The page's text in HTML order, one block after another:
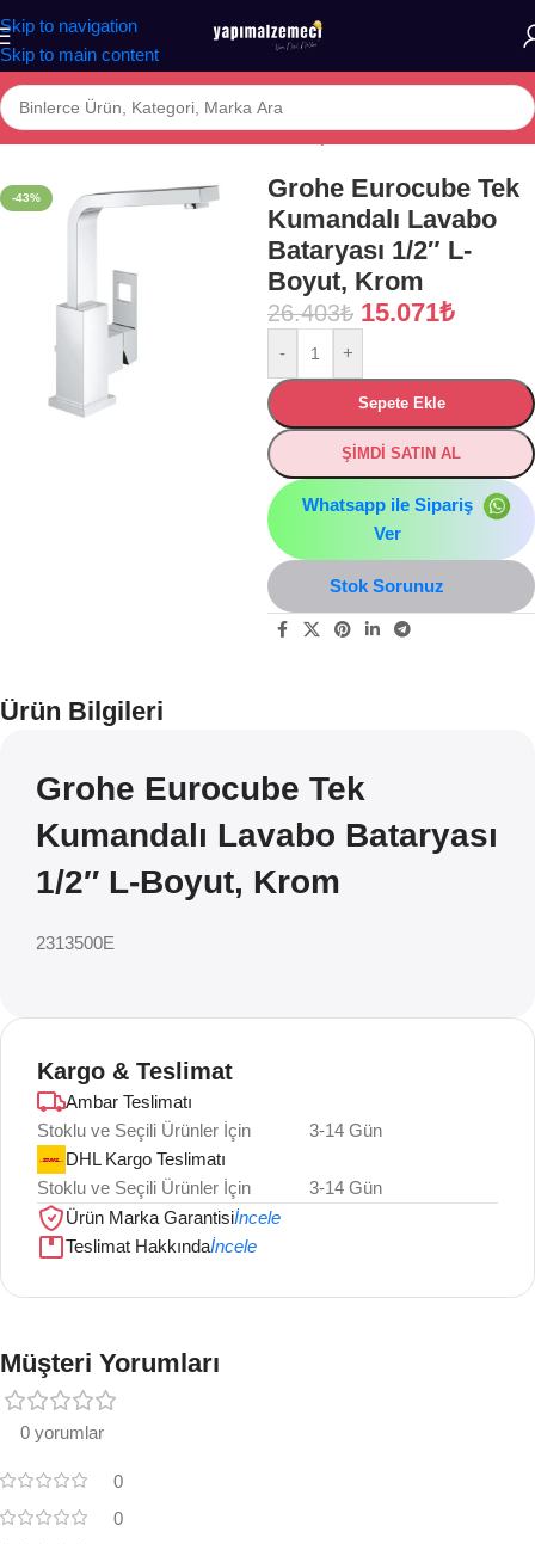
Skip to navigation
Skip to main content
Ana Sayfa/Mağaza/BANYO/ARMATÜR/Çanak Lavabo Bataryası
-43%
Grohe Eurocube Tek
Kumandalı Lavabo
Bataryası 1/2″ L-
Boyut, Krom
26.403₺ 15.071₺
- +
Sepete Ekle
ŞİMDİ SATIN AL
Whatsapp ile Sipariş
Ver
Stok Sorunuz
Ürün Bilgileri
Grohe Eurocube Tek
Kumandalı Lavabo Bataryası
1/2″ L-Boyut, Krom
2313500E
Kargo & Teslimat
Ambar Teslimatı
Stoklu ve Seçili Ürünler İçin
3-14 Gün
DHL Kargo Teslimatı
Stoklu ve Seçili Ürünler İçin
3-14 Gün
Ürün Marka Garantisiİncele
Teslimat Hakkındaİncele
Müşteri Yorumları
0 yorumlar
0
0